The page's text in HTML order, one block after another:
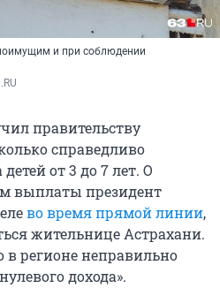
и при соблюдении
правительству
справедливо
от 3 до 7 лет. О
выплаты президент
во время прямой линии,
жительнице Астрахани.
в регионе неправильно
дохода».